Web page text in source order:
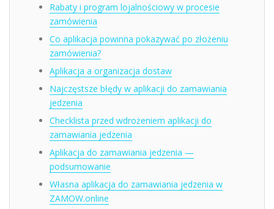
Rabaty i program lojalnościowy w procesie
zamówienia
Co aplikacja powinna pokazywać po złożeniu
zamówienia?
Aplikacja a organizacja dostaw
Najczęstsze błędy w aplikacji do zamawiania
jedzenia
Checklista przed wdrożeniem aplikacji do
zamawiania jedzenia
Aplikacja do zamawiania jedzenia —
podsumowanie
Własna aplikacja do zamawiania jedzenia w
ZAMOW.online